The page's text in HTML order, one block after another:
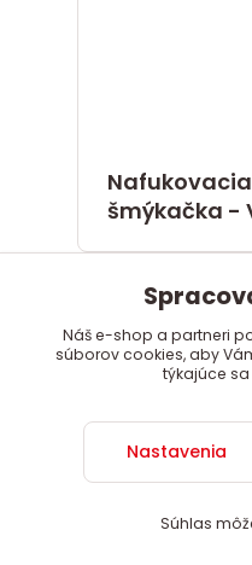
Nafukovacia
šmýkačka -
Náš e-shop a partneri
súborov cookies, aby
týkajúce
Nastavenia
Súhlas